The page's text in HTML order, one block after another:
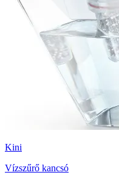
Kini
Vízszűrő kancsó